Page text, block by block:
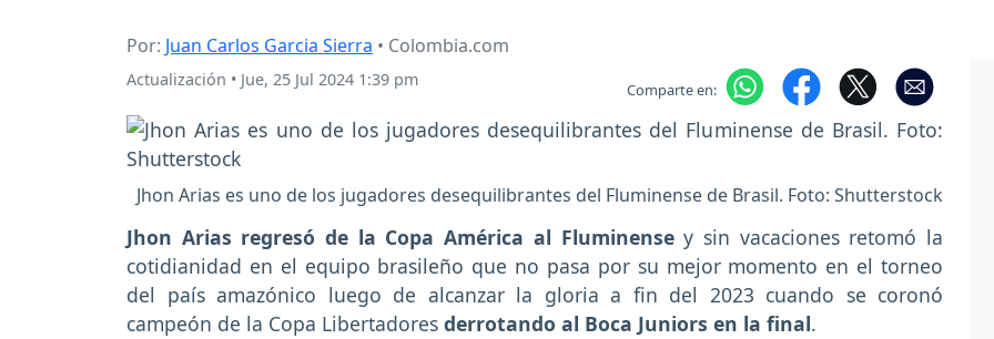
Por: Juan Carlos Garcia Sierra • Colombia.com
Actualización • Jue, 25 Jul 2024 1:39 pm Comparte en:
Jhon Arias es uno de los jugadores desequilibrantes del Fluminense de Brasil. Foto: Shutterstock
Jhon Arias regresó de la Copa América al Fluminensey sin vacaciones retomó la
cotidianidad en el equipo brasileño que no pasa por su mejor momento en el torneo
del país amazónico luego de alcanzar la gloria a fin del 2023 cuando se coronó
campeón de la Copa Libertadores derrotando al Boca Juniors en la final.